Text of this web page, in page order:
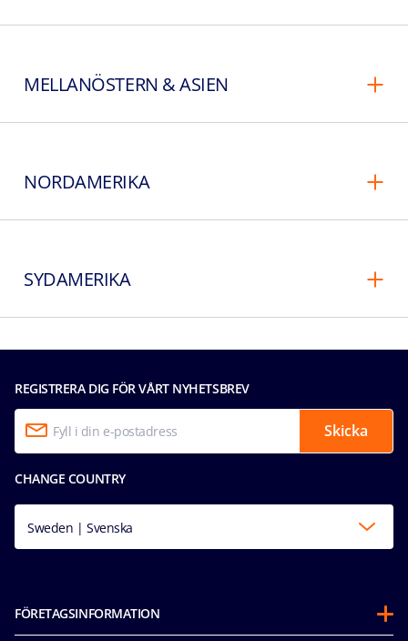
MELLANÖSTERN & ASIEN
NORDAMERIKA
SYDAMERIKA
REGISTRERA DIG FÖR VÅRT NYHETSBREV
Skicka
CHANGE COUNTRY
Sweden | Svenska
FÖRETAGSINFORMATION